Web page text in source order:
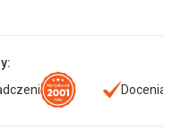
Doceniani